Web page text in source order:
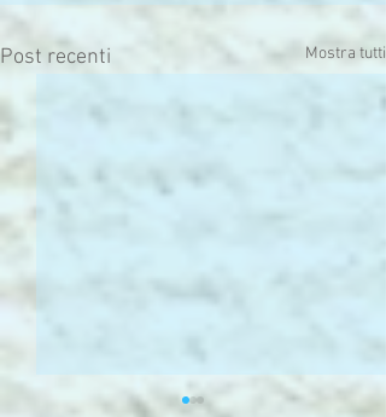
Post recenti Mostra tutti